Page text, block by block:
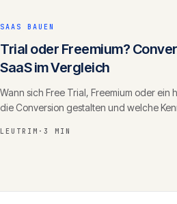
SAAS BAUEN
Trial oder Freemium?
SaaS im Vergleich
Wann sich Free Trial, Freemium oder ein
die Conversion gestalten und welche
LEUTRIM · 3 MIN